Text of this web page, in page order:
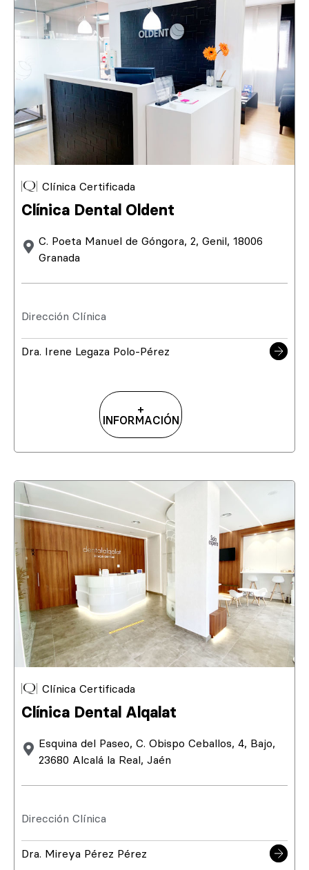
Clínica Certificada
Clínica Dental Oldent
C. Poeta Manuel de Góngora, 2, Genil, 18006
Granada
Dirección Clínica
Dra. Irene Legaza Polo-Pérez
+
INFORMACIÓN
Clínica Certificada
Clínica Dental Alqalat
Esquina del Paseo, C. Obispo Ceballos, 4, Bajo,
23680 Alcalá la Real, Jaén
Dirección Clínica
Dra. Mireya Pérez Pérez